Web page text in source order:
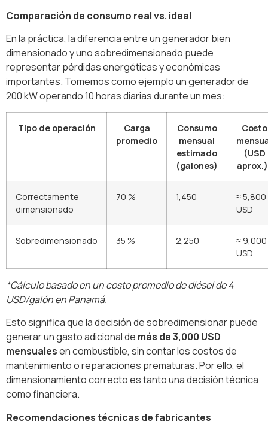
Comparación de consumo real vs. ideal
En la práctica, la diferencia entre un generador bien
dimensionado y uno sobredimensionado puede
representar pérdidas energéticas y económicas
importantes. Tomemos como ejemplo un generador de
200 kW operando 10 horas diarias durante un mes:
Tipo de operación
Carga
promedio
Consumo
mensual
estimado
(galones)
Costo
(USD
Correctamente
dimensionado
70 % 1,450
≈ 5,800
USD
Sobredimensionado 35 % 2,250
≈ 9,000
USD
*Cálculo basado en un costo promedio de diésel de 4
USD/galón en Panamá.
Esto significa que la decisión de sobredimensionar puede
generar un gasto adicional de más de 3,000 USD
mensualesen combustible, sin contar los costos de
mantenimiento o reparaciones prematuras. Por ello, el
dimensionamiento correcto es tanto una decisión técnica
como financiera.
Recomendaciones técnicas de fabricantes